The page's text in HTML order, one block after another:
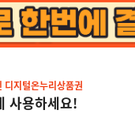
디지털온누리상품권
사용하세요!